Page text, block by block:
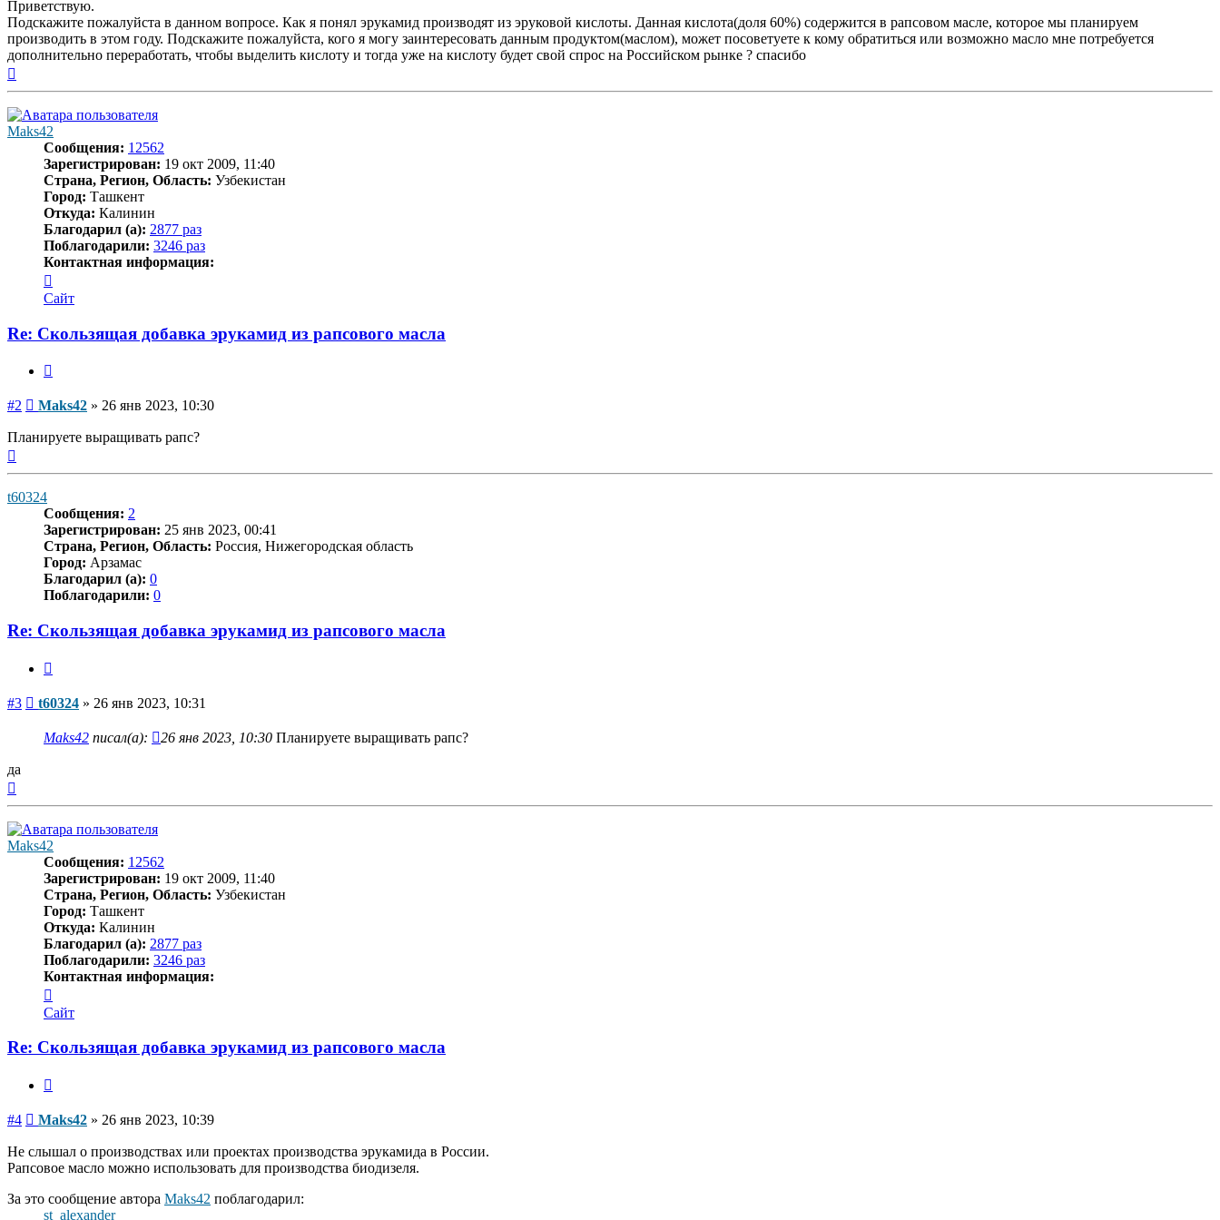
Приветствую.
Подскажите пожалуйста в данном вопросе. Как я понял эрукамид производят из эруковой кислоты. Данная кислота(доля 60%) содержится в рапсовом масле, которое мы планируем
производить в этом году. Подскажите пожалуйста, кого я могу заинтересовать данным продуктом(маслом), может посоветуете к кому обратиться или возможно масло мне потребуется
дополнительно переработать, чтобы выделить кислоту и тогда уже на кислоту будет свой спрос на Российском рынке ? спасибо
Maks42
Сообщения: 12562
Зарегистрирован: 19 окт 2009, 11:40
Страна, Регион, Область: Узбекистан
Город: Ташкент
Откуда: Калинин
Благодарил (а): 2877 раз
Поблагодарили: 3246 раз
Контактная информация:
информация
пользователя
Сайт
Re: Скользящая добавка эрукамид из рапсового масла
#2 Сообщение
Maks42 » 26 янв 2023, 10:30
Планируете выращивать рапс?
t60324
Сообщения: 2
Зарегистрирован: 25 янв 2023, 00:41
Страна, Регион, Область: Россия, Нижегородская область
Город: Арзамас
Благодарил (а): 0
Поблагодарили: 0
Re: Скользящая добавка эрукамид из рапсового масла
#3 Сообщение
t60324 » 26 янв 2023, 10:31
Maks42 писал(а): 26 янв 2023, 10:30 Планируете выращивать рапс?
да
Maks42
Сообщения: 12562
Зарегистрирован: 19 окт 2009, 11:40
Страна, Регион, Область: Узбекистан
Город: Ташкент
Откуда: Калинин
Благодарил (а): 2877 раз
Поблагодарили: 3246 раз
Контактная информация:
информация
пользователя
Сайт
Re: Скользящая добавка эрукамид из рапсового масла
#4 Сообщение
Maks42 » 26 янв 2023, 10:39
Не слышал о производствах или проектах производства эрукамида в России.
Рапсовое масло можно использовать для производства биодизеля.
За это сообщение автора Maks42 поблагодарил:
st_alexander